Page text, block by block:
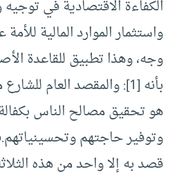
الكفاءة الاقتصادية في
واستثمار الموارد المالية
وجه، وهذا تطبيق للقاعدة
بأنه [1]: والمقصد العام
هو تحقيق مصالح الناس
وتوفير حاجتهم
قصد به إلا واحد من هذه